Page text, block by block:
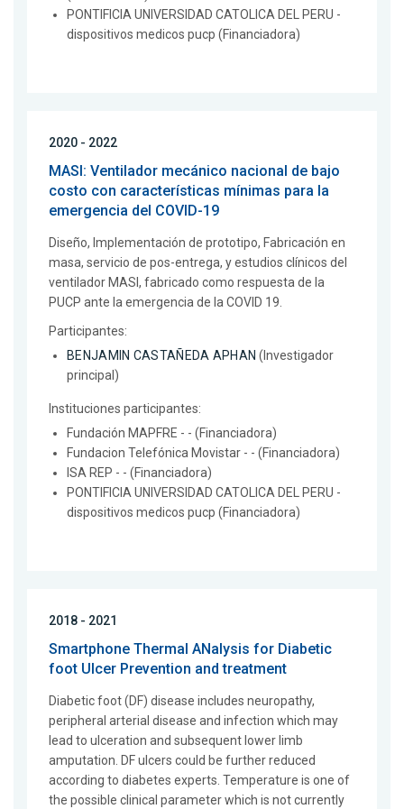
PONTIFICIA UNIVERSIDAD CATOLICA DEL PERU -
dispositivos medicos pucp (Financiadora)
2020 - 2022
MASI: Ventilador mecánico nacional de bajo
costo con características mínimas para la
emergencia del COVID-19
Diseño, Implementación de prototipo, Fabricación en
masa, servicio de pos-entrega, y estudios clínicos del
ventilador MASI, fabricado como respuesta de la
PUCP ante la emergencia de la COVID 19.
Participantes:
BENJAMIN CASTAÑEDA APHAN (Investigador
principal)
Instituciones participantes:
Fundación MAPFRE - - (Financiadora)
Fundacion Telefónica Movistar - - (Financiadora)
ISA REP - - (Financiadora)
PONTIFICIA UNIVERSIDAD CATOLICA DEL PERU -
dispositivos medicos pucp (Financiadora)
2018 - 2021
Smartphone Thermal ANalysis for Diabetic
foot Ulcer Prevention and treatment
Diabetic foot (DF) disease includes neuropathy,
peripheral arterial disease and infection which may
lead to ulceration and subsequent lower limb
amputation. DF ulcers could be further reduced
according to diabetes experts. Temperature is one of
the possible clinical parameter which is not currently